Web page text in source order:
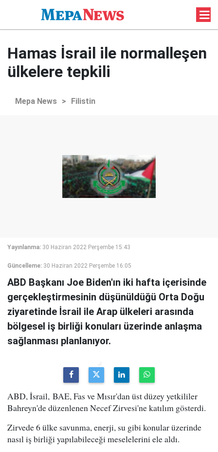
Hamas İsrail ile normalleşen
ülkelere tepkili
Mepa News > Filistin
Yayınlanma: 30 Haziran 2022 Perşembe 15:43
Güncelleme: 30 Haziran 2022 Perşembe 16:05
ABD Başkanı Joe Biden'ın iki hafta içerisinde
gerçekleştirmesinin düşünüldüğü Orta Doğu
ziyaretinde İsrail ile Arap ülkeleri arasında
bölgesel iş birliği konuları üzerinde anlaşma
sağlanması planlanıyor.
ABD, İsrail, BAE, Fas ve Mısır'dan üst düzey yetkililer
Bahreyn'de düzenlenen Necef Zirvesi'ne katılım gösterdi.
Zirvede 6 ülke savunma, enerji, su gibi konular üzerinde
nasıl iş birliği yapılabileceği meselelerini ele aldı.